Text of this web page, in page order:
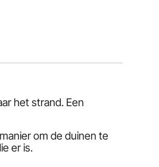
het strand. Een
om de duinen te
er is.